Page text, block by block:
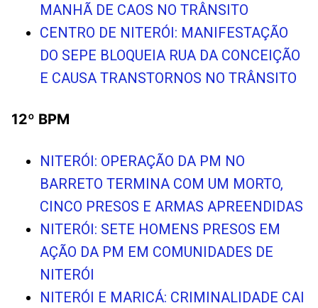
MANHÃ DE CAOS NO TRÂNSITO
CENTRO DE NITERÓI: MANIFESTAÇÃO
DO SEPE BLOQUEIA RUA DA CONCEIÇÃO
E CAUSA TRANSTORNOS NO TRÂNSITO
12º BPM
NITERÓI: OPERAÇÃO DA PM NO
BARRETO TERMINA COM UM MORTO,
CINCO PRESOS E ARMAS APREENDIDAS
NITERÓI: SETE HOMENS PRESOS EM
AÇÃO DA PM EM COMUNIDADES DE
NITERÓI
NITERÓI E MARICÁ: CRIMINALIDADE CAI